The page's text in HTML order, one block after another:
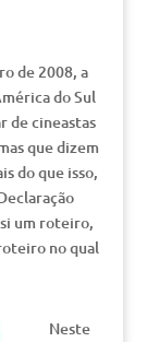
de 2008, a
do Sul
de cineastas
que dizem
do que isso,
um roteiro,
no qual
Neste